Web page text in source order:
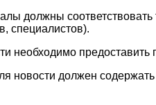
должны соответствовать
специалистов).
необходимо предоставить
новости должен